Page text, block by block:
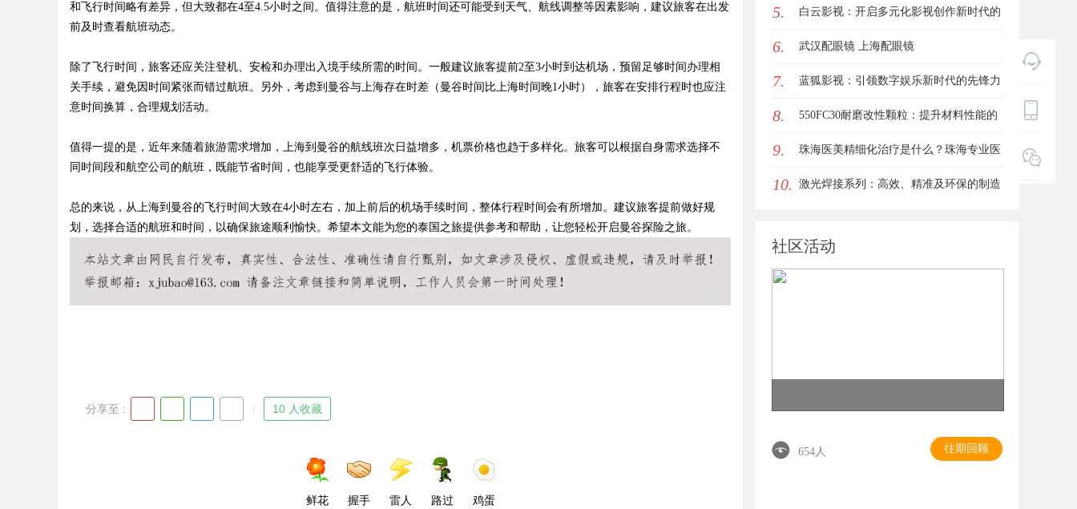
!
Bo
和飞行时间略有差异，但大致都在4至4.5小时之间。值得注意的是，航班时间还可能受到天气、航线调整等因素影响，建议旅客在出发
前及时查看航班动态。
除了飞行时间，旅客还应关注登机、安检和办理出入境手续所需的时间。一般建议旅客提前2至3小时到达机场，预留足够时间办理相
关手续，避免因时间紧张而错过航班。另外，考虑到曼谷与上海存在时差（曼谷时间比上海时间晚1小时），旅客在安排行程时也应注
意时间换算，合理规划活动。
值得一提的是，近年来随着旅游需求增加，上海到曼谷的航线班次日益增多，机票价格也趋于多样化。旅客可以根据自身需求选择不
同时间段和航空公司的航班，既能节省时间，也能享受更舒适的飞行体验。
总的来说，从上海到曼谷的飞行时间大致在4小时左右，加上前后的机场手续时间，整体行程时间会有所增加。建议旅客提前做好规
划，选择合适的航班和时间，以确保旅途顺利愉快。希望本文能为您的泰国之旅提供参考和帮助，让您轻松开启曼谷探险之旅。
分享至 : 10 人收藏
鲜花 握手 雷人 路过 鸡蛋
重新时代
5. 白云影视：开启多元化影视创作新时代的
领航者
6. 武汉配眼镜 上海配眼镜
7. 蓝狐影视：引领数字娱乐新时代的先锋力
量
8. 550FC30耐磨改性颗粒：提升材料性能的
新选择
9. 珠海医美精细化治疗是什么？珠海专业医
美机构筛选标准科普
10. 激光焊接系列：高效、精准及环保的制造
社区活动
654人 往期回顾